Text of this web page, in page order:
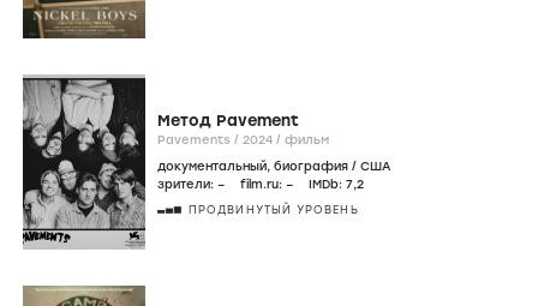
Метод Pavement
Pavements / 2024 / фильм
документальный, биография / США
зрители: – film.ru: – IMDb: 7,2
ПРОДВИНУТЫЙ УРОВЕНЬ